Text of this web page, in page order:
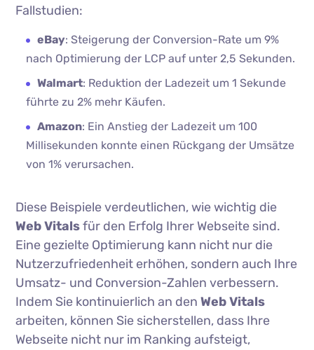
Fallstudien:
eBay: Steigerung der Conversion-Rate um 9%
nach Optimierung der LCP auf unter 2,5 Sekunden.
Walmart: Reduktion der Ladezeit um 1 Sekunde
führte zu 2% mehr Käufen.
Amazon: Ein Anstieg der Ladezeit um 100
Millisekunden konnte einen Rückgang der Umsätze
von 1% verursachen.
Diese Beispiele verdeutlichen, wie wichtig die
Web Vitalsfür den Erfolg Ihrer Webseite sind.
Eine gezielte Optimierung kann nicht nur die
Nutzerzufriedenheit erhöhen, sondern auch Ihre
Umsatz- und Conversion-Zahlen verbessern.
Indem Sie kontinuierlich an denWeb Vitals
arbeiten, können Sie sicherstellen, dass Ihre
Webseite nicht nur im Ranking aufsteigt,